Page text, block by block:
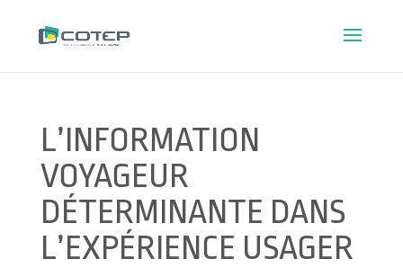
L’INFORMATION
VOYAGEUR
DÉTERMINANTE DANS
L’EXPÉRIENCE USAGER